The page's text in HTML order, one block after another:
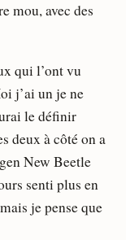
mou, avec des
qui l’ont vu
j’ai un je ne
le définir
deux à côté on a
New Beetle
senti plus en
je pense que